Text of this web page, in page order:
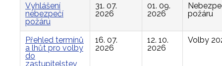
Vyhlášení
nebezpečí
požáru
31. 07.
2026
01. 09.
2026
požáru
Přehled termínů
a lhůt pro volby
do
zastupitelstev
16. 07.
2026
12. 10.
2026
Volby